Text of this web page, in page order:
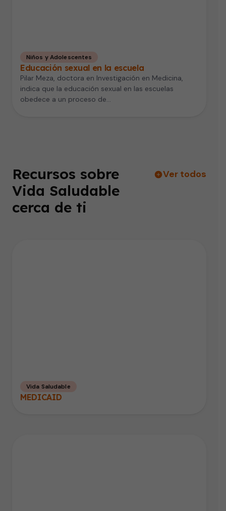
Niños y Adolescentes
Educación sexual en la escuela
Pilar Meza, doctora en Investigación en Medicina,
indica que la educación sexual en las escuelas
obedece a un proceso de…
Recursos sobre
Vida Saludable
cerca de ti
Ver todos
Vida Saludable
MEDICAID